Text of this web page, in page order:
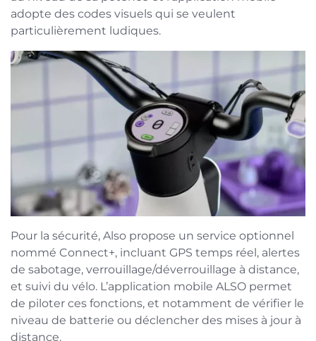
adopte des codes visuels qui se veulent
particulièrement ludiques.
Pour la sécurité, Also propose un service optionnel
nommé Connect+, incluant GPS temps réel, alertes
de sabotage, verrouillage/déverrouillage à distance,
et suivi du vélo. L’application mobile ALSO permet
de piloter ces fonctions, et notamment de vérifier le
niveau de batterie ou déclencher des mises à jour à
distance.